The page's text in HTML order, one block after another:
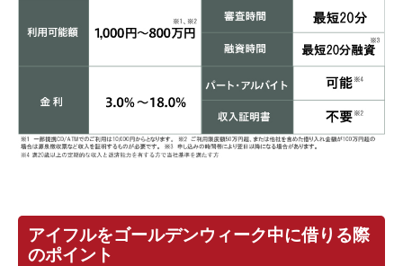
アイフルをゴールデンウィーク中に借りる際
のポイント